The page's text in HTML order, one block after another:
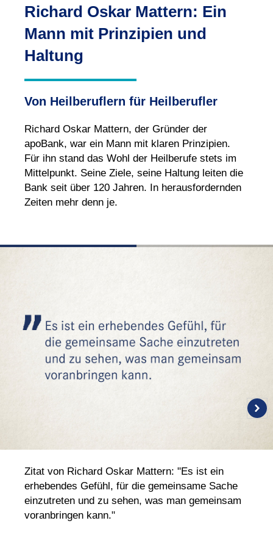
Richard Oskar Mattern: Ein
Mann mit Prinzipien und
Haltung
Von Heilberuflern für Heilberufler
Richard Oskar Mattern, der Gründer der
apoBank, war ein Mann mit klaren Prinzipien.
Für ihn stand das Wohl der Heilberufe stets im
Mittelpunkt. Seine Ziele, seine Haltung leiten die
Bank seit über 120 Jahren. In herausfordernden
Zeiten mehr denn je.
Zitat von Richard Oskar Mattern: "Es ist ein
erhebendes Gefühl, für die gemeinsame Sache
einzutreten und zu sehen, was man gemeinsam
voranbringen kann."